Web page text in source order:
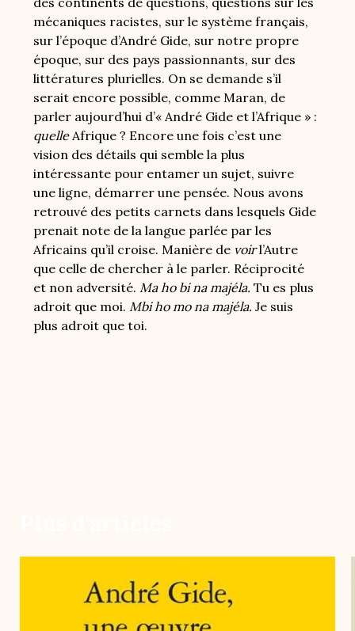
mécaniques racistes, sur le système français,
sur l’époque d’André Gide, sur notre propre
époque, sur des pays passionnants, sur des
littératures plurielles. On se demande s’il
serait encore possible, comme Maran, de
parler aujourd’hui d’« André Gide et l’Afrique » :
quelleAfrique ? Encore une fois c’est une
vision des détails qui semble la plus
intéressante pour entamer un sujet, suivre
une ligne, démarrer une pensée. Nous avons
retrouvé des petits carnets dans lesquels Gide
prenait note de la langue parlée par les
Africains qu’il croise. Manière de voirl’Autre
que celle de chercher à le parler. Réciprocité
et non adversité. Ma ho bi na majéla. Tu es plus
adroit que moi. Mbi ho mo na majéla. Je suis
plus adroit que toi.